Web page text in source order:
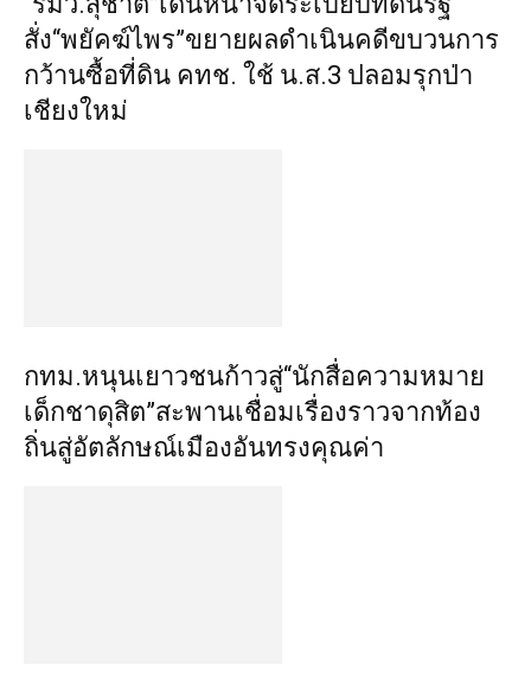
สั่ง“พยัคฆ์ไพร”ขยายผลดำเนินคดีขบวนการ
กว้านซื้อที่ดิน คทช. ใช้ น.ส.3 ปลอมรุกป่า
เชียงใหม่
กทม.หนุนเยาวชนก้าวสู่“นักสื่อความหมาย
เด็กชาดุสิต”สะพานเชื่อมเรื่องราวจากท้อง
ถิ่นสู่อัตลักษณ์เมืองอันทรงคุณค่า